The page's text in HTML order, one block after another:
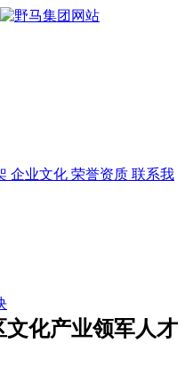
企业文化 荣誉资质 联系我
文化产业领军人才